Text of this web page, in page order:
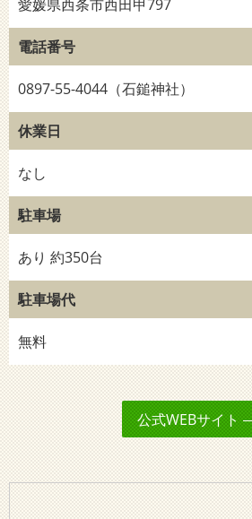
愛媛県西条市西田甲797
電話番号
0897-55-4044（石鎚神社）
休業日
なし
駐車場
あり 約350台
駐車場代
無料
公式WEBサイト